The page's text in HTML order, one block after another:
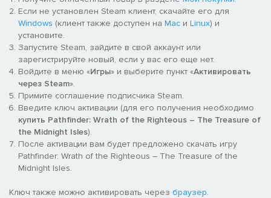
Если не установлен Steam клиент, скачайте его для
Windows (клиент также доступен на Mac и Linux) и
установите.
Запустите Steam, зайдите в свой аккаунт или
зарегистрируйте новый, если у вас его еще нет.
Войдите в меню «Игры» и выберите пункт «Активировать
через Steam».
Примите соглашение подписчика Steam.
Введите ключ активации (для его получения необходимо
купить Pathfinder: Wrath of the Righteous – The Treasure of
the Midnight Isles).
После активации вам будет предложено скачать игру
Pathfinder: Wrath of the Righteous – The Treasure of the
Midnight Isles.
Ключ также можно активировать через браузер.